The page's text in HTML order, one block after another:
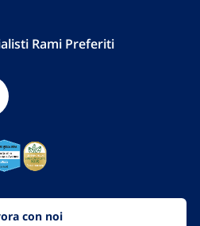
Rami Preferiti
con noi